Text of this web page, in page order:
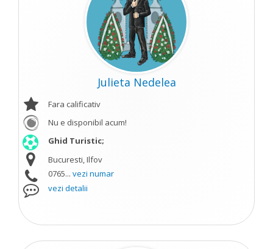
Julieta Nedelea
Fara calificativ
Nu e disponibil acum!
Ghid Turistic;
Bucuresti, Ilfov
0765... vezi numar
vezi detalii